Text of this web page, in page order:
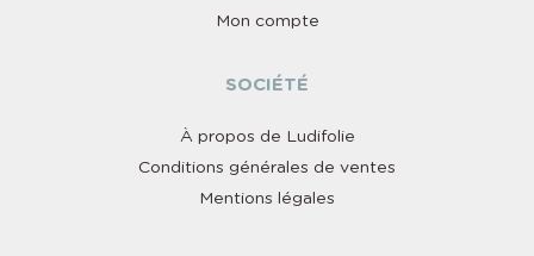
Mon compte
SOCIÉTÉ
À propos de Ludifolie
Conditions générales de ventes
Mentions légales